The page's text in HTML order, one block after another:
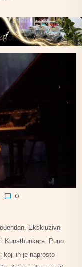
0
Ekskluzivni
Kunstbunkera. Puno
koji ih je naprosto